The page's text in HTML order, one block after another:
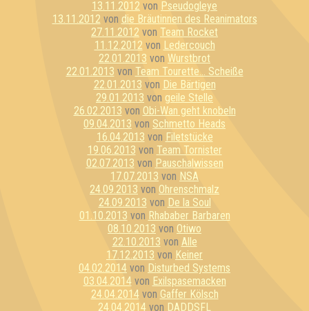
13.11.2012 von Pseudogleye
13.11.2012 von die Bräutinnen des Reanimators
27.11.2012 von Team Rocket
11.12.2012 von Ledercouch
22.01.2013 von Wurstbrot
22.01.2013 von Team Tourette... Scheiße
22.01.2013 von Die Bärtigen
29.01.2013 von geile Stelle
26.02.2013 von Obi-Wan geht knobeln
09.04.2013 von Schmetto Heads
16.04.2013 von Filetstücke
19.06.2013 von Team Tornister
02.07.2013 von Pauschalwissen
17.07.2013 von NSA
24.09.2013 von Ohrenschmalz
24.09.2013 von De la Soul
01.10.2013 von Rhababer Barbaren
08.10.2013 von Otiwo
22.10.2013 von Alle
17.12.2013 von Keiner
04.02.2014 von Disturbed Systems
03.04.2014von Exilspasemacken
24.04.2014von Gaffer Kölsch
24.04.2014 von DADDSFL